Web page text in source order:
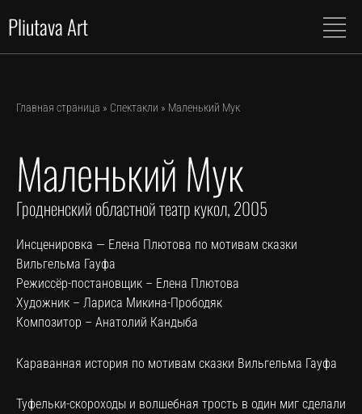
содержимому
Pliutava Art
Главная страница » Спектакли » Маленький Мук
Маленький Мук
Гродненский областной театр кукол, 2005
Инсценировка — Елена Плютова по мотивам сказки
Вильгельма Гауфа
Режиссёр-постановщик – Елена Плютова
Художник – Лариса Микина-Прободяк
Композитор – Анатолий Кандыба
Караванная история по мотивам сказки Вильгельма Гауфа
Туфельки-скороходы и волшебная трость в один миг сделали